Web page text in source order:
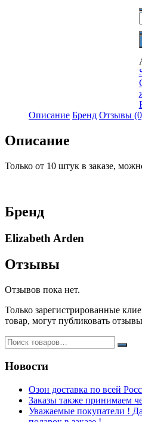
Описание Бренд Отзывы
Описание
Только от 10 штук в заказе,
Бренд
Elizabeth Arden
Отзывы
Отзывов пока нет.
Только зарегистрированные
товар, могут публиковать
Новости
Озон доставка по всей
Заказы также принимаем
Уважаемые покупатели !